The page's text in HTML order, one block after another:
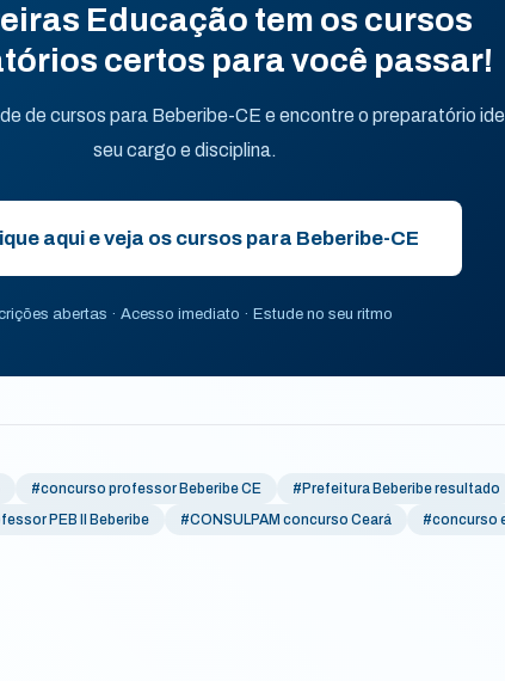
Educação tem os cursos
certos para você passar!
de cursos para Beberibe-CE e encontre o preparatório
seu cargo e disciplina.
aqui e veja os cursos para Beberibe-CE
abertas · Acesso imediato · Estude no seu ritmo
#concurso professor Beberibe CE
#Prefeitura Beberibe resultado
PEB II Beberibe #CONSULPAM concurso Ceará #concurso